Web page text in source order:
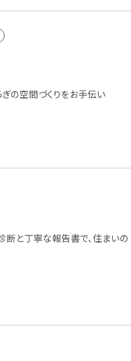
の空間づくりをお手伝い
断と丁寧な報告書で、住まいの